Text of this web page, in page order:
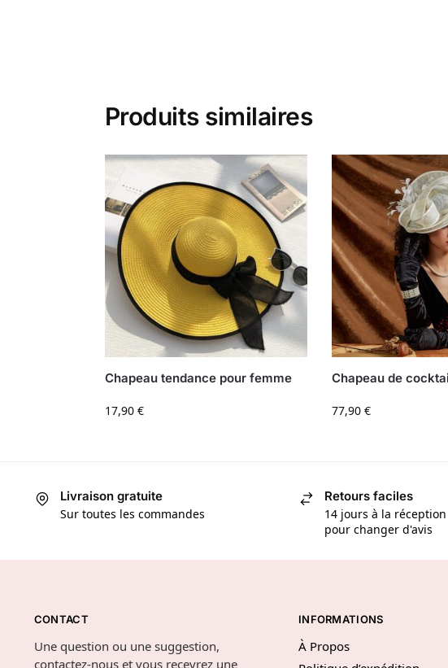
Produits similaires
Chapeau tendance pour femme
17,90 €
Chapeau de
77,90 €
Livraison gratuite
Sur toutes les commandes
Retours faciles
14 jours à la
pour changer d'avis
CONTACT
Une question ou une suggestion,
contactez-nous et vous recevrez une
INFORMATIONS
À Propos